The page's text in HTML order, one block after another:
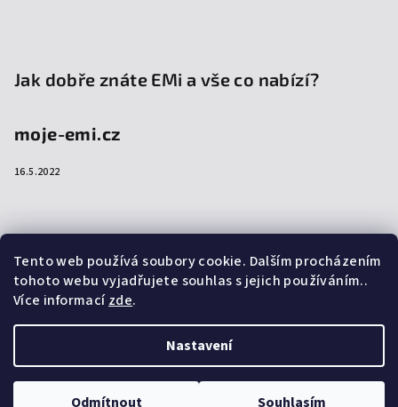
Tento web používá soubory cookie. Dalším procházením
tohoto webu vyjadřujete souhlas s jejich používáním..
Více informacízde.
Nastavení
Odmítnout Souhlasím
Jak dobře znáte EMi a vše co nabízí?
moje-emi.cz
16.5.2022
Přijímáme online platby
Upravit nastavení cookies